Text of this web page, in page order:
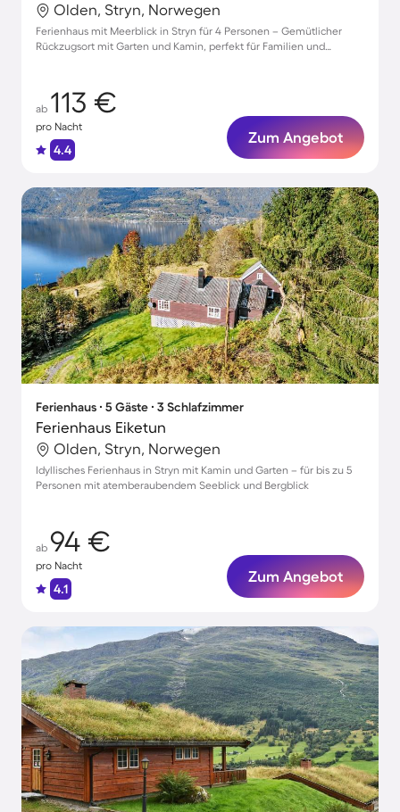
Olden, Stryn, Norwegen
Ferienhaus mit Meerblick in Stryn für 4 Personen – Gemütlicher
Rückzugsort mit Garten und Kamin, perfekt für Familien und
ab 113 €
pro Nacht
4.4
Zum Angebot
Ferienhaus ∙ 5 Gäste ∙ 3 Schlafzimmer
Ferienhaus Eiketun
Olden, Stryn, Norwegen
Idyllisches Ferienhaus in Stryn mit Kamin und Garten – für bis zu 5
Personen mit atemberaubendem Seeblick und Bergblick
ab 94 €
pro Nacht
4.1
Zum Angebot